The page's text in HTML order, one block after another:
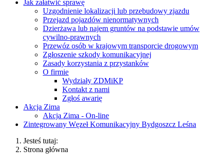
Jak załatwić sprawę
Uzgodnienie lokalizacji lub przebudowy zjazdu
Przejazd pojazdów nienormatywnych
Dzierżawa lub najem gruntów na podstawie umów
cywilno-prawnych
Przewóz osób w krajowym transporcie drogowym
Zgłoszenie szkody komunikacyjnej
Zasady korzystania z przystanków
O firmie
Wydziały ZDMiKP
Kontakt z nami
Zgłoś awarię
Akcja Zima
Akcja Zima - On-line
Zintegrowany Węzeł Komunikacyjny Bydgoszcz Leśna
Jesteś tutaj:
Strona główna